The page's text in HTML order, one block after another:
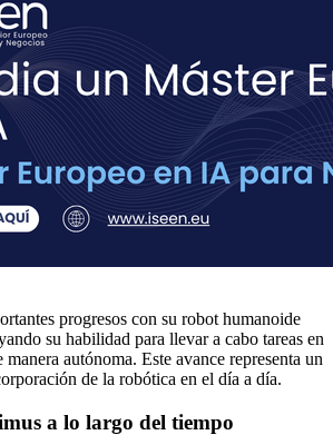
progresos con su robot humanoide
su habilidad para llevar a cabo tareas en
autónoma. Este avance representa un
de la robótica en el día a día.
a lo largo del tiempo